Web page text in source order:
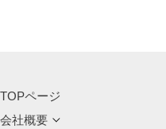
TOPページ
会社概要